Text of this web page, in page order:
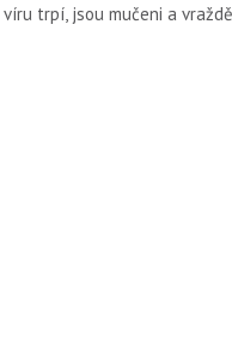
trpí, jsou mučeni a